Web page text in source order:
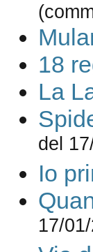
18
La
del
Io
17/